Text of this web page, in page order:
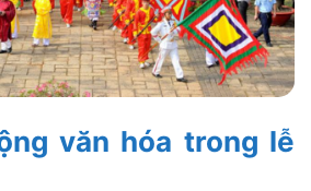
văn hóa trong lễ